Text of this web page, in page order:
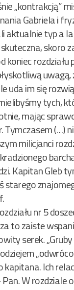
„kontrakcją”
Gabriela i
aktualnie typ a
skoro
koniec rozdziału
uda im się
tych,
mając
(…)
milicjanci
Kapitan Gleb
starego
nr 5
to zaiste
serek. „Gruby
kapitana. Ich
W rozdziale